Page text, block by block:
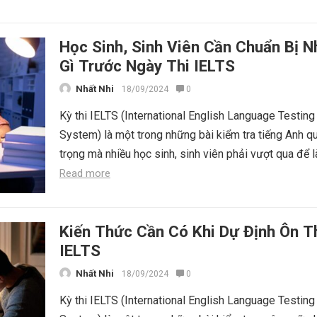
Học Sinh, Sinh Viên Cần Chuẩn Bị
Gì Trước Ngày Thi IELTS
Nhất Nhi 18/09/2024 0
Kỳ thi IELTS (International English Language Testing
System) là một trong những bài kiểm tra tiếng Anh
trọng mà nhiều học sinh, sinh viên phải vượt qua để
Read more
Kiến Thức Cần Có Khi Dự Định Ôn
IELTS
Nhất Nhi 18/09/2024 0
Kỳ thi IELTS (International English Language Testing